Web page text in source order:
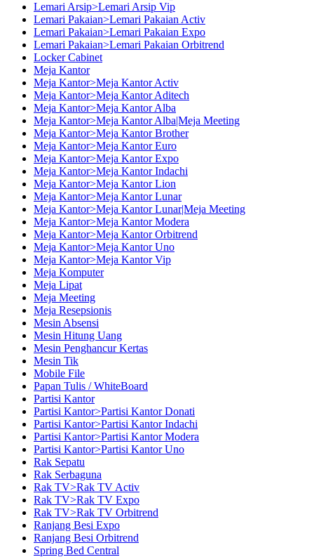
Lemari Arsip>Lemari Arsip Vip
Lemari Pakaian>Lemari Pakaian Activ
Lemari Pakaian>Lemari Pakaian Expo
Lemari Pakaian>Lemari Pakaian Orbitrend
Locker Cabinet
Meja Kantor
Meja Kantor>Meja Kantor Activ
Meja Kantor>Meja Kantor Aditech
Meja Kantor>Meja Kantor Alba
Meja Kantor>Meja Kantor Alba|Meja Meeting
Meja Kantor>Meja Kantor Brother
Meja Kantor>Meja Kantor Euro
Meja Kantor>Meja Kantor Expo
Meja Kantor>Meja Kantor Indachi
Meja Kantor>Meja Kantor Lion
Meja Kantor>Meja Kantor Lunar
Meja Kantor>Meja Kantor Lunar|Meja Meeting
Meja Kantor>Meja Kantor Modera
Meja Kantor>Meja Kantor Orbitrend
Meja Kantor>Meja Kantor Uno
Meja Kantor>Meja Kantor Vip
Meja Komputer
Meja Lipat
Meja Meeting
Meja Resepsionis
Mesin Absensi
Mesin Hitung Uang
Mesin Penghancur Kertas
Mesin Tik
Mobile File
Papan Tulis / WhiteBoard
Partisi Kantor
Partisi Kantor>Partisi Kantor Donati
Partisi Kantor>Partisi Kantor Indachi
Partisi Kantor>Partisi Kantor Modera
Partisi Kantor>Partisi Kantor Uno
Rak Sepatu
Rak Serbaguna
Rak TV>Rak TV Activ
Rak TV>Rak TV Expo
Rak TV>Rak TV Orbitrend
Ranjang Besi Expo
Ranjang Besi Orbitrend
Spring Bed Central